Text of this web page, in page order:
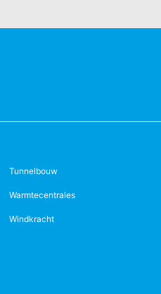
Tunnelbouw
Warmtecentrales
Windkracht